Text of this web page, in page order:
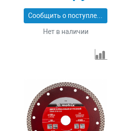
Сообщить о поступлении
Нет в наличии